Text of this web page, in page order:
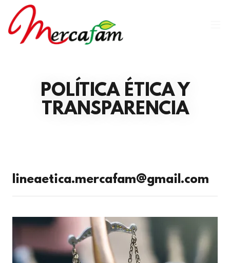
POLÍTICA ÉTICA Y
TRANSPARENCIA
lineaetica.mercafam@gmail.com